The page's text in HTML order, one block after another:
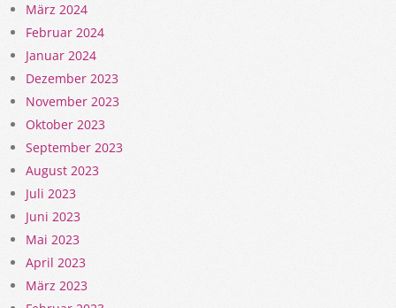
März 2024
Februar 2024
Januar 2024
Dezember 2023
November 2023
Oktober 2023
September 2023
August 2023
Juli 2023
Juni 2023
Mai 2023
April 2023
März 2023